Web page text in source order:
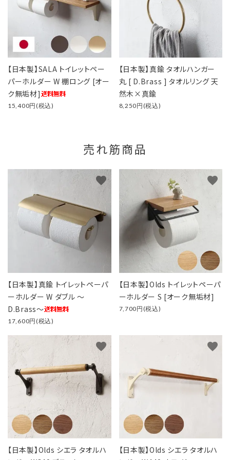
【日本製】SALA トイレットペー
パーホルダー W 棚ロング [オー
ク無垢材]
15,400円(税込)
【日本製】真鍮 タオルハンガー
丸 [ D.Brass ] タオルリング 天
然木×真鍮
8,250円(税込)
売れ筋商品
【日本製】真鍮 トイレットペーパ
ーホルダー W ダブル ～
D.Brass～
17,600円(税込)
favorite
【日本製】Olds トイレットペーパ
ーホルダー S [オーク無垢材]
7,700円(税込)
favorite
【日本製】Olds シエラ タオルハ
favorite
【日本製】Olds シエラ タオルハ
favorite